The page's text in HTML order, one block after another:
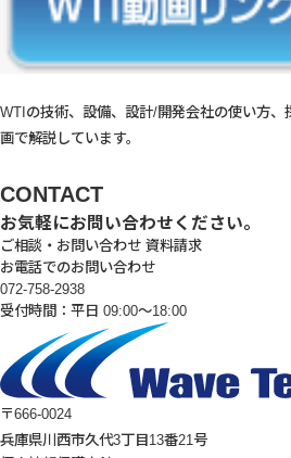
WTIの技術、設備、設計/開発会社の使い方、
画で解説しています。
CONTACT
お気軽にお問い合わせください。
ご相談・お問い合わせ 資料請求
お電話でのお問い合わせ
072-758-2938
受付時間：平日 09:00～18:00
〒666-0024
兵庫県川西市久代3丁目13番21号